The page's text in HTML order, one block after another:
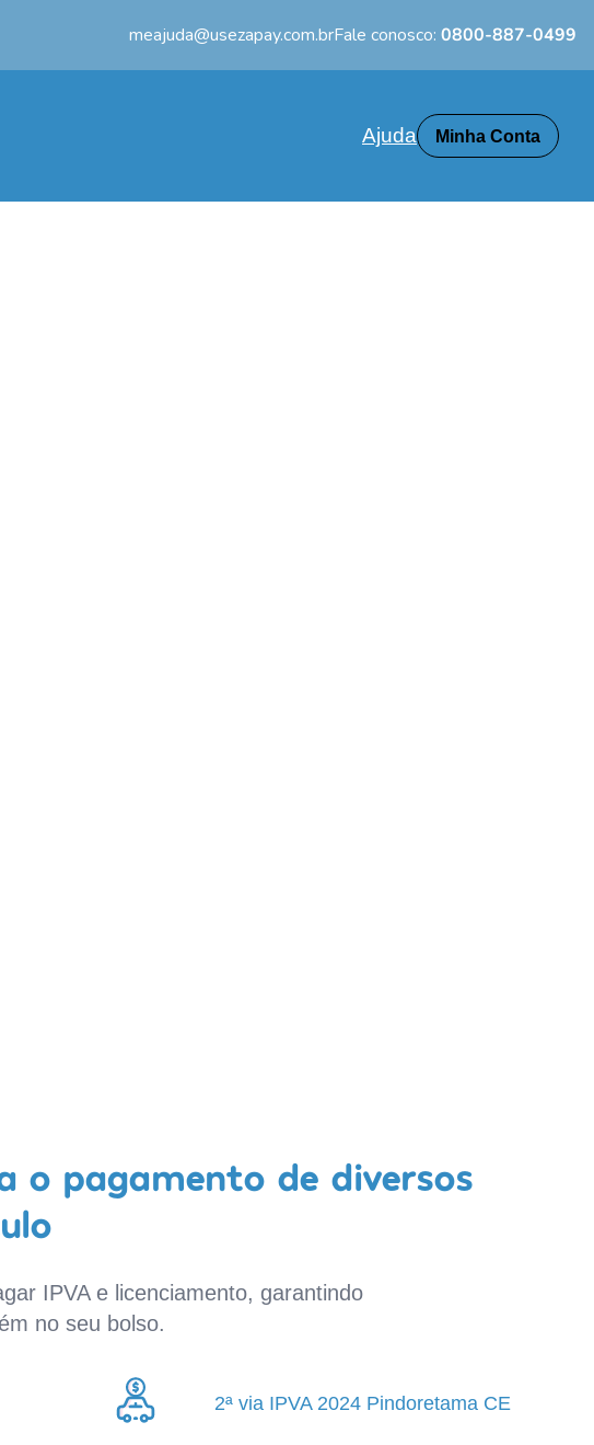
meajuda@usezapay.com.brFale conosco: 0800-887-0499
Ajuda Minha Conta
o pagamento de diversos
IPVA e licenciamento, garantindo
no seu bolso.
2ª via IPVA 2024 Pindoretama CE